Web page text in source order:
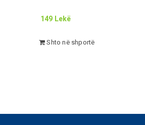
149 Lekë
Shto në shportë